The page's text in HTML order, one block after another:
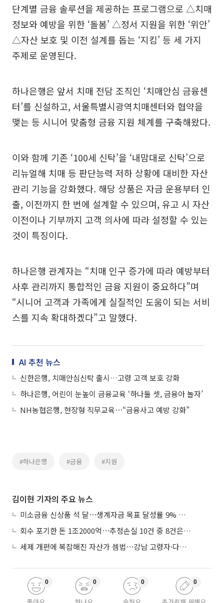
단계별 금융 솔루션을 제공하는 프로그램으로 △치매
정보와 예방을 위한 ‘돌봄’ △정서 지원을 위한 ‘위안’
△자산 보호 및 이전 설계를 돕는 ‘지킴’ 등 세 가지
주제로 운영된다.
하나은행은 앞서 치매 전담 조직인 ‘치매안심 금융센
터’를 신설하고, 서울특별시광역치매센터와 협약을
맺는 등 시니어 맞춤형 금융 지원 체계를 구축해왔다.
이와 함께 기존 ‘100세 신탁’을 ‘내맘대로 신탁’으로
리뉴얼해 치매 등 판단능력 저하 상황에 대비한 자산
관리 기능을 강화했다. 해당 상품은 자금 운용부터 인
출, 이전까지 한 번에 설계할 수 있으며, 유고 시 자산
이전이나 기부까지 고객 의사에 따라 설정할 수 있는
것이 특징이다.
하나은행 관계자는 “치매 인구 증가에 따라 예방부터
사후 관리까지 통합적인 금융 지원이 중요하다”며
“시니어 고객과 가족에게 실질적인 도움이 되는 서비
스를 지속 확대하겠다”고 말했다.
AI 추천 뉴스
신한은행, 치매안심신탁 출시…고령 고객 보호 강화
하나은행, 어린이 눈높이 금융교육 ‘하나둘 셋, 금융아 놀자’
NH농협은행, 현장형 직무교육⋯“금융사고 예방 강화”
#하나은행 #금융 #지원
김이현 기자의 주요 뉴스
미소금융 신상품 석 달⋯생계자금 목표 달성률 9% 그쳐
회수 포기한 돈 1조2000억⋯추정손실 10건 중 8건은 기업대출
세제 개편에 복잡해진 자산가 셈법⋯강남 고령자·다주택자 ‘자산재편 고심’
0 0 0 0